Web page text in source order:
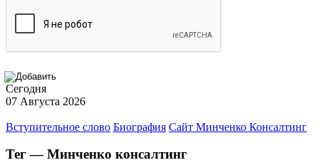
Сегодня
07 Августа 2026
Вступительное слово Биография Сайт Минченко Консалтинг
Тег — Минченко консалтинг